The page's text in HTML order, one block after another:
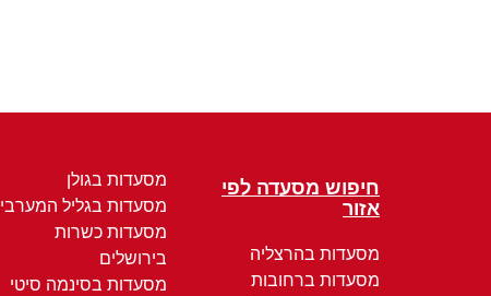
חיפוש מסעדה לפי
אזור
מסעדות בהרצליה
מסעדות ברחובות
מסעדות בגולן
מסעדות בגליל המערבי
מסעדות כשרות
בירושלים
מסעדות בסינמה סיטי